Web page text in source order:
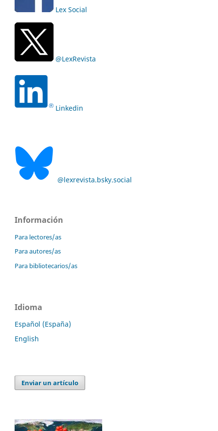
Lex Social
@LexRevista
Linkedin
@lexrevista.bsky.social
Información
Para lectores/as
Para autores/as
Para bibliotecarios/as
Idioma
Español (España)
English
Enviar un artículo